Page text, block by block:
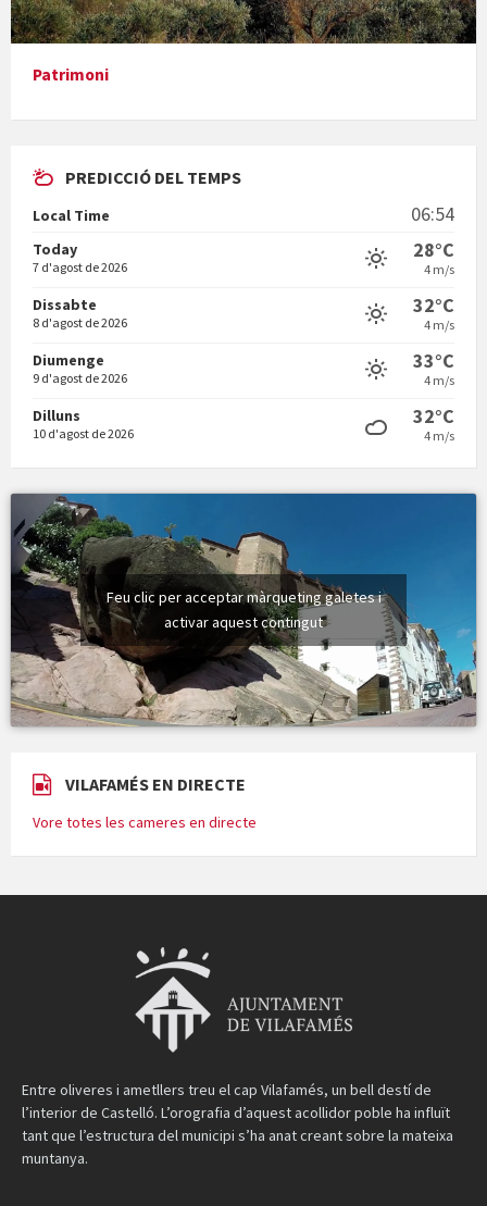
Presentació del llibre &quot;La mare&quot;, d'Emma Zafon
En Bum
Vermuts a la Font. Hit parit
Patrimoni
PREDICCIÓ DEL TEMPS
Local Time 06:54
Today
7 d'agost de 2026
28°C
4 m/s
Dissabte
8 d'agost de 2026
32°C
4 m/s
Diumenge
9 d'agost de 2026
33°C
4 m/s
Dilluns
10 d'agost de 2026
32°C
4 m/s
Feu clic per acceptar màrqueting galetes i
activar aquest contingut
VILAFAMÉS EN DIRECTE
Vore totes les cameres en directe
Entre oliveres i ametllers treu el cap Vilafamés, un bell destí de
l’interior de Castelló. L’orografia d’aquest acollidor poble ha influït
tant que l’estructura del municipi s’ha anat creant sobre la mateixa
muntanya.